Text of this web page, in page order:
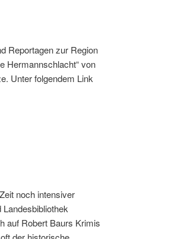
Reportagen zur Region
Hermannschlacht“ von
Unter folgendem Link
noch intensiver
auf Robert Baurs Krimis